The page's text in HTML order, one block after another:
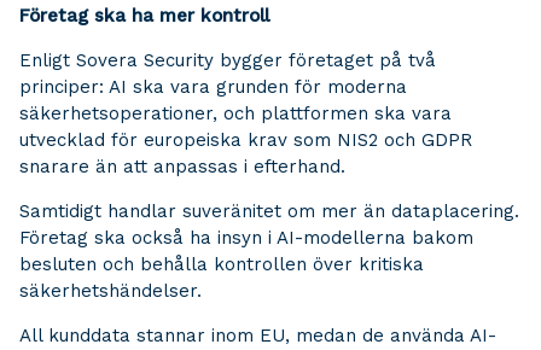
Företag ska ha mer kontroll
Enligt Sovera Security bygger företaget på två
principer: AI ska vara grunden för moderna
säkerhetsoperationer, och plattformen ska vara
utvecklad för europeiska krav som NIS2 och GDPR
snarare än att anpassas i efterhand.
Samtidigt handlar suveränitet om mer än dataplacering.
Företag ska också ha insyn i AI-modellerna bakom
besluten och behålla kontrollen över kritiska
säkerhetshändelser.
All kunddata stannar inom EU, medan de använda AI-